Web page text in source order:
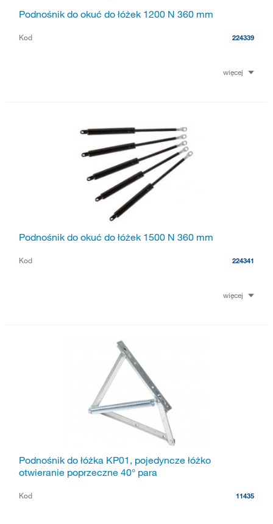
Podnośnik do okuć do łóżek 1200 N 360 mm
Kod 224339
więcej
Podnośnik do okuć do łóżek 1500 N 360 mm
Kod 224341
więcej
Podnośnik do łóżka KP01, pojedyncze łóżko
otwieranie poprzeczne 40° para
Kod 11435